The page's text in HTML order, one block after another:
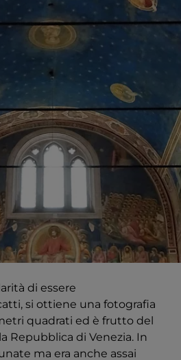
di essere
si ottiene una fotografia
quadrati ed è frutto del
Repubblica di Venezia. In
ma era anche assai